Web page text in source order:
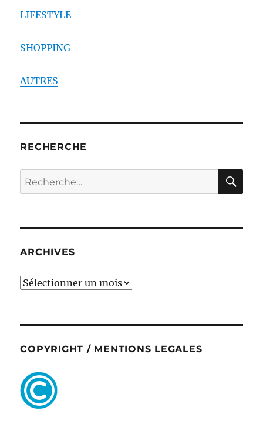
LIFESTYLE
SHOPPING
AUTRES
RECHERCHE
Recherche
pour :
ARCHIVES
ARCHIVES
COPYRIGHT / MENTIONS LEGALES